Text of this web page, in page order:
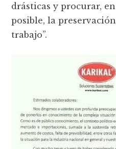
drásticas y procurar,
posible, la
trabajo”.